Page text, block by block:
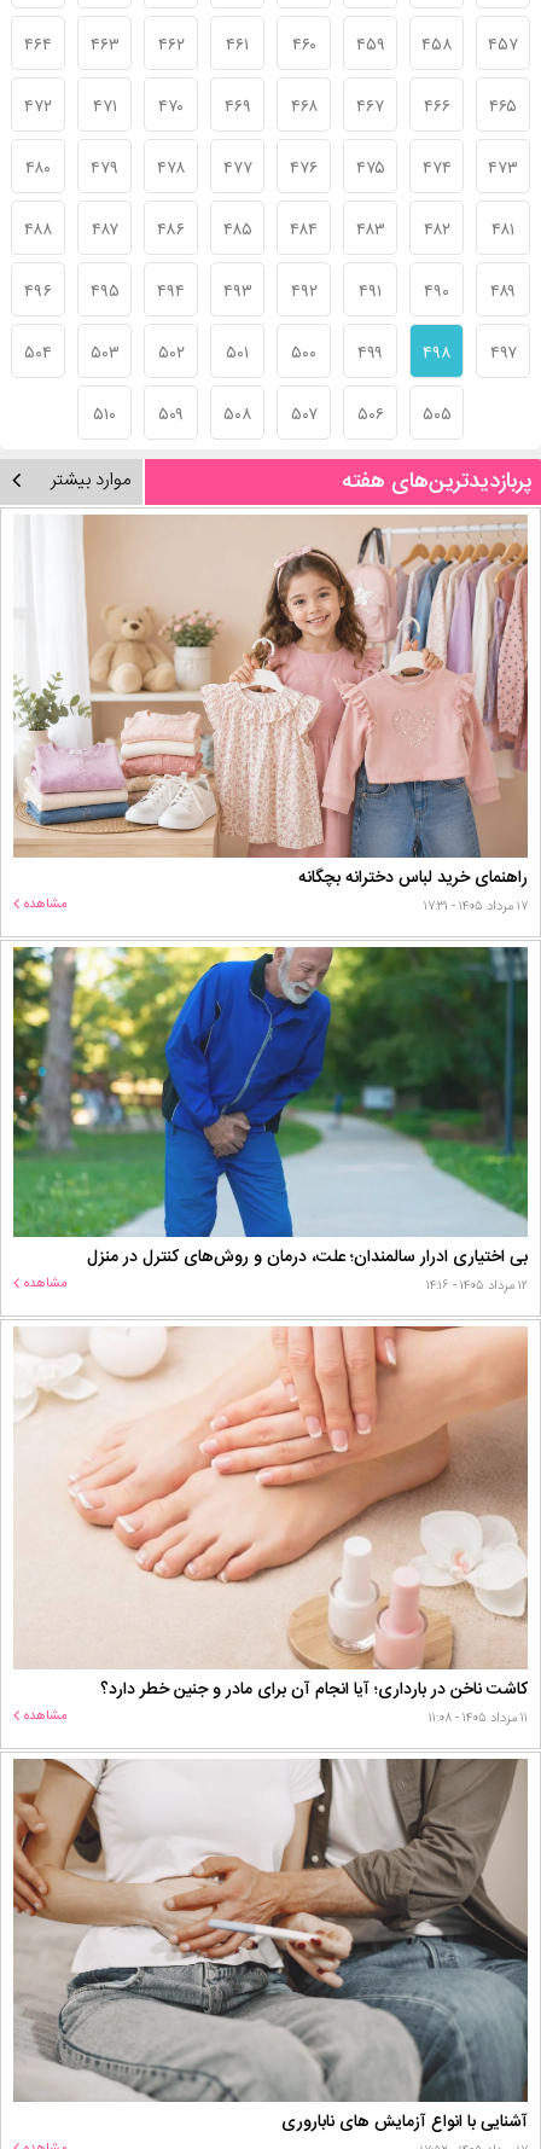
۴۵۷ ۴۵۸ ۴۵۹ ۴۶۰ ۴۶۱ ۴۶۲ ۴۶۳ ۴۶۴
۴۶۵ ۴۶۶ ۴۶۷ ۴۶۸ ۴۶۹ ۴۷۰ ۴۷۱ ۴۷۲
۴۷۳ ۴۷۴ ۴۷۵ ۴۷۶ ۴۷۷ ۴۷۸ ۴۷۹ ۴۸۰
۴۸۱ ۴۸۲ ۴۸۳ ۴۸۴ ۴۸۵ ۴۸۶ ۴۸۷ ۴۸۸
۴۸۹ ۴۹۰ ۴۹۱ ۴۹۲ ۴۹۳ ۴۹۴ ۴۹۵ ۴۹۶
۴۹۷ ۴۹۸ ۴۹۹ ۵۰۰ ۵۰۱ ۵۰۲ ۵۰۳ ۵۰۴
۵۰۵ ۵۰۶ ۵۰۷ ۵۰۸ ۵۰۹ ۵۱۰
پربازدیدترین‌های هفته موارد بیشتر
راهنمای خرید لباس دخترانه بچگانه
۱۷ مرداد ۱۴۰۵ - ۱۷:۳۱ مشاهده
بی اختیاری ادرار سالمندان؛ علت، درمان و روش‌های کنترل در منزل
۱۲ مرداد ۱۴۰۵ - ۱۴:۱۶ مشاهده
کاشت ناخن در بارداری؛ آیا انجام آن برای مادر و جنین خطر دارد؟
۱۱ مرداد ۱۴۰۵ - ۱۱:۰۸ مشاهده
آشنایی با انواع آزمایش های ناباروری